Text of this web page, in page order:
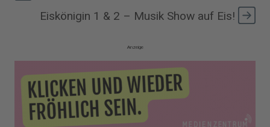
Eiskönigin 1 & 2 – Musik Show auf Eis!
Anzeige